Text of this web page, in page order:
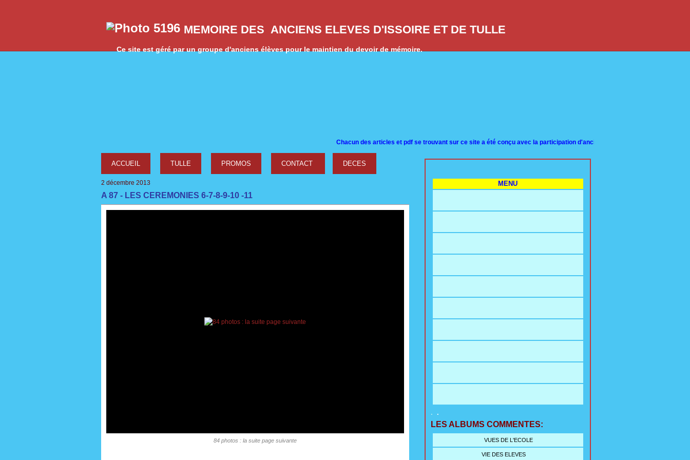
MEMOIRE DES ANCIENS ELEVES D'ISSOIRE ET DE TULLE
Ce site est géré par un groupe d'anciens élèves pour le maintien du devoir de mémoire.
cun des articles et pdf se trouvant sur ce site a été conçu avec la participation d'anciens élèves de toutes promotions. Les
ACCUEIL TULLE PROMOS CONTACT DECES
2 décembre 2013
A 87 - LES CEREMONIES 6-7-8-9-10 -11
84 photos : la suite page suivante
MENU
. .
LES ALBUMS COMMENTES:
VUES DE L'ECOLE
VIE DES ELEVES